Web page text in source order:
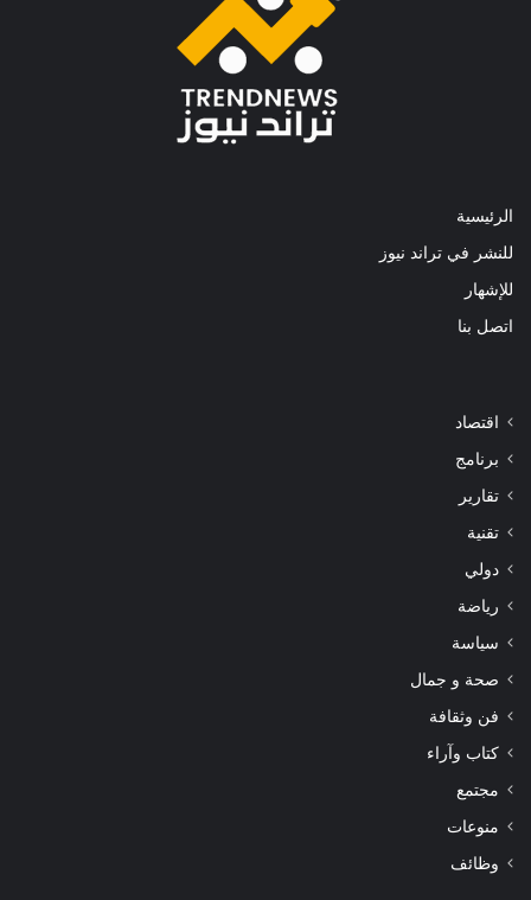
الرئيسية
للنشر في تراند نيوز
للإشهار
اتصل بنا
اقتصاد
برنامج
تقارير
تقنية
دولي
رياضة
سياسة
صحة و جمال
فن وثقافة
كتاب وآراء
مجتمع
منوعات
وظائف